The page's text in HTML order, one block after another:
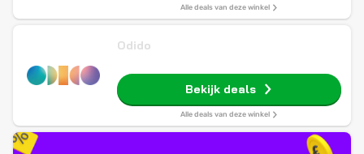
Alle deals van deze winkel
Odido
Bekijk deals
Alle deals van deze winkel